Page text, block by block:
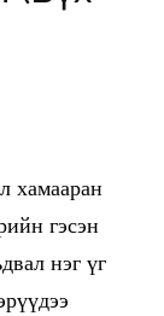
хамааран
гэсэн
нэг үг